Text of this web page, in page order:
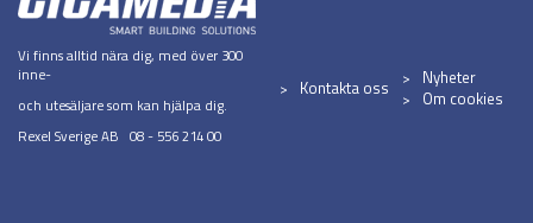
Vi finns alltid nära dig, med över 300
inne-
och utesäljare som kan hjälpa dig.
Rexel Sverige AB 08 - 556 214 00
Kontakta oss
Nyheter
Om cookies